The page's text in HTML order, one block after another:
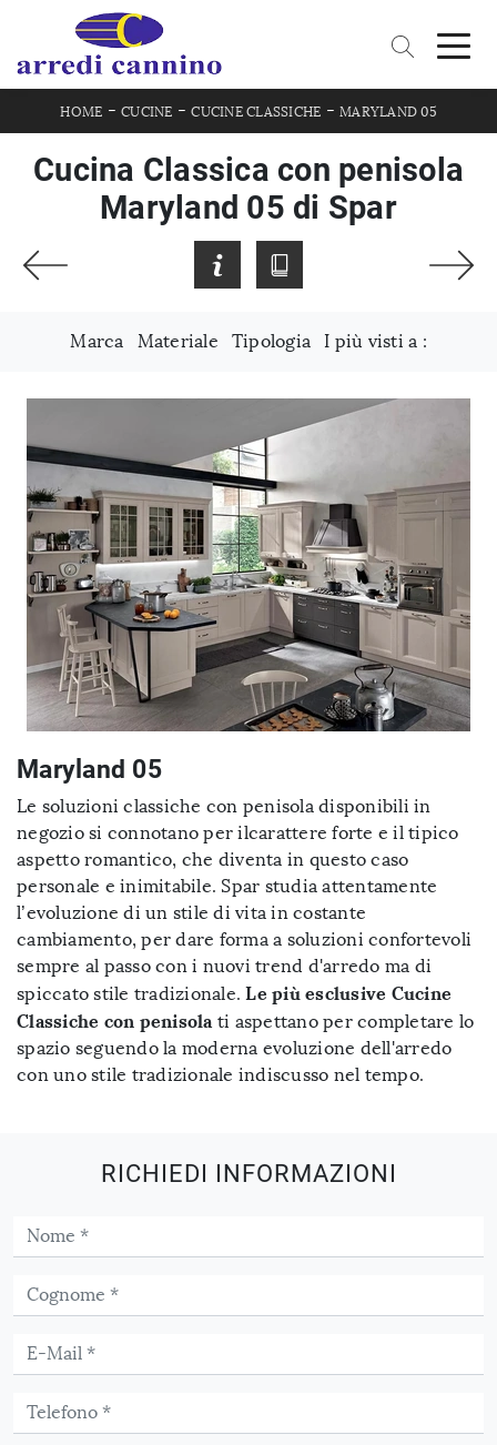
HOME - CUCINE -CUCINE CLASSICHE - MARYLAND 05
Cucina Classica con penisola
Maryland 05 di Spar
Marca Materiale Tipologia I più visti a :
Maryland 05
Le soluzioni classiche con penisola disponibili in
negozio si connotano per ilcarattere forte e il tipico
aspetto romantico, che diventa in questo caso
personale e inimitabile. Spar studia attentamente
l’evoluzione di un stile di vita in costante
cambiamento, per dare forma a soluzioni confortevoli
sempre al passo con i nuovi trend d'arredo ma di
spiccato stile tradizionale.Le più esclusive Cucine
Classiche con penisolati aspettano per completare lo
spazio seguendo la moderna evoluzione dell'arredo
con uno stile tradizionale indiscusso nel tempo.
RICHIEDI INFORMAZIONI